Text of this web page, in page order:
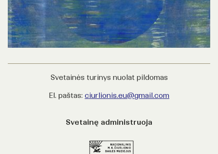
Svetainės turinys nuolat pildomas
El. paštas: ciurlionis.eu@gmail.com
Svetainę administruoja